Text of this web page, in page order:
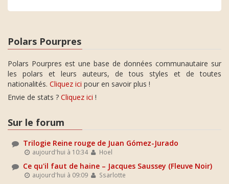
Polars Pourpres
Polars Pourpres est une base de données communautaire sur
les polars et leurs auteurs, de tous styles et de toutes
nationalités. Cliquez ici pour en savoir plus !
Envie de stats ? Cliquez ici !
Sur le forum
Trilogie Reine rouge de Juan Gómez-Jurado
aujourd'hui à 10:34 Hoel
Ce qu'il faut de haine – Jacques Saussey (Fleuve Noir)
aujourd'hui à 09:09 Ssarlotte